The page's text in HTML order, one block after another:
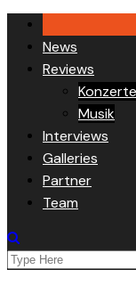
Skip
content
News
Reviews
Konzerte
Musik
Interviews
Galleries
Partner
Team